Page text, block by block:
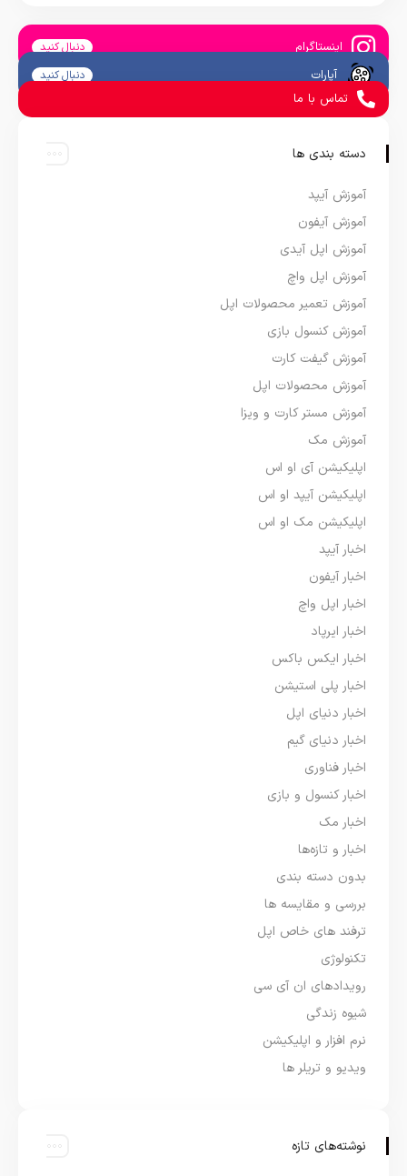
اینستاگرام دنبال کنید
آپارات دنبال کنید
تماس با ما
دسته بندی ها
آموزش آیپد
آموزش آیفون
آموزش اپل آیدی
آموزش اپل واچ
آموزش تعمیر محصولات اپل
آموزش کنسول بازی
آموزش گیفت کارت
آموزش محصولات اپل
آموزش مستر کارت و ویزا
آموزش مک
اپلیکیشن آی او اس
اپلیکیشن آیپد او اس
اپلیکیشن مک او اس
اخبار آیپد
اخبار آیفون
اخبار اپل واچ
اخبار ایرپاد
اخبار ایکس باکس
اخبار پلی استیشن
اخبار دنیای اپل
اخبار دنیای گیم
اخبار فناوری
اخبار کنسول و بازی
اخبار مک
اخبار و تازه‌ها
بدون دسته بندی
بررسی و مقایسه ها
ترفند های خاص اپل
تکنولوژی
رویدادهای ان آی سی
شیوه زندگی
نرم افزار و اپلیکیشن
ویدیو و تریلر ها
نوشته‌های تازه